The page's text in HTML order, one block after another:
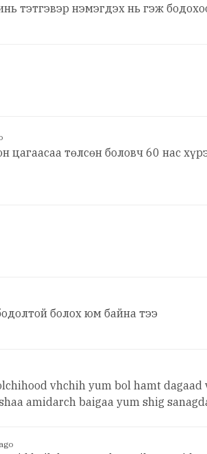
тэтгэвэр нэмэгдэх нь гэж
төлсөн боловч 60 нас
болох юм байна тээ
vhchih yum bol hamt
amidarch baigaa yum shig